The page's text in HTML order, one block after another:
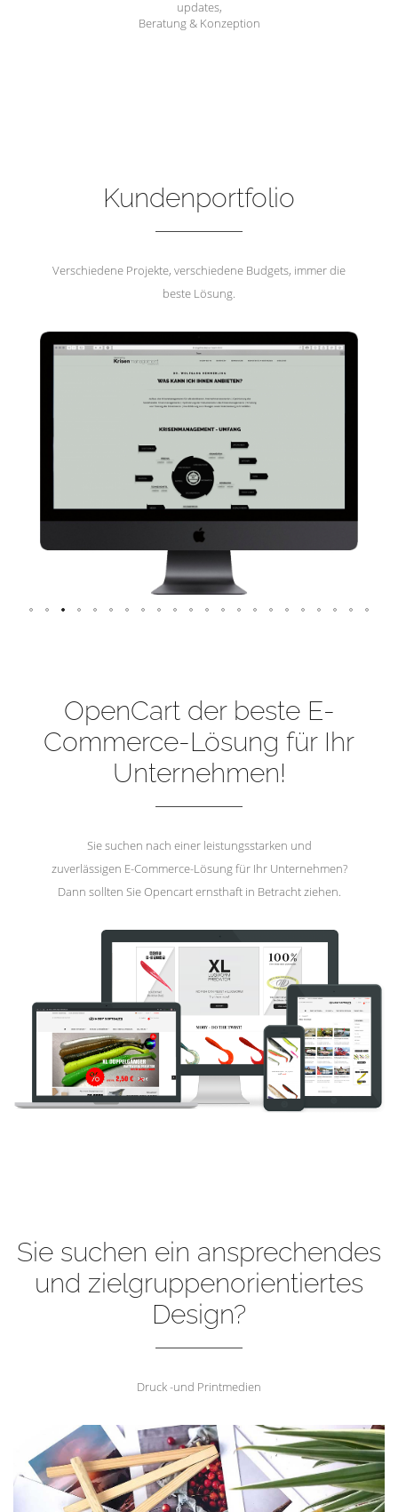
updates,
Beratung & Konzeption
Kundenportfolio
Verschiedene Projekte, verschiedene Budgets, immer die
beste Lösung.
OpenCart der beste E-
Commerce-Lösung für Ihr
Unternehmen!
Sie suchen nach einer leistungsstarken und
zuverlässigen E-Commerce-Lösung für Ihr Unternehmen?
Dann sollten Sie Opencart ernsthaft in Betracht ziehen.
Sie suchen ein ansprechendes
und zielgruppenorientiertes
Design?
Druck -und Printmedien